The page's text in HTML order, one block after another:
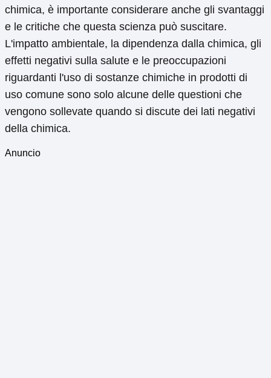
chimica, è importante considerare anche gli svantaggi
e le critiche che questa scienza può suscitare.
L'impatto ambientale, la dipendenza dalla chimica, gli
effetti negativi sulla salute e le preoccupazioni
riguardanti l'uso di sostanze chimiche in prodotti di
uso comune sono solo alcune delle questioni che
vengono sollevate quando si discute dei lati negativi
della chimica.
Anuncio